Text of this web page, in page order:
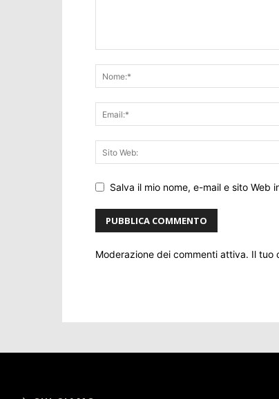
Salva il mio nome, e-mail e sito Web
Moderazione dei commenti attiva. Il